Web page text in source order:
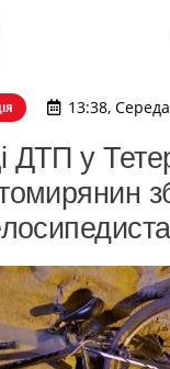
13:38,
ДТП у